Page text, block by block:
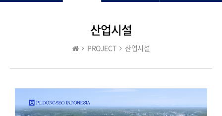
산업시설
PROJECT 산업시설